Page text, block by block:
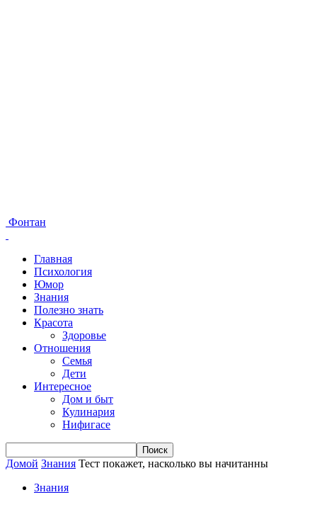
Фонтан
Главная
Психология
Юмор
Знания
Полезно знать
Красота
Здоровье
Отношения
Семья
Дети
Интересное
Дом и быт
Кулинария
Нифигасе
Домой Знания Тест покажет, насколько вы начитанны
Знания